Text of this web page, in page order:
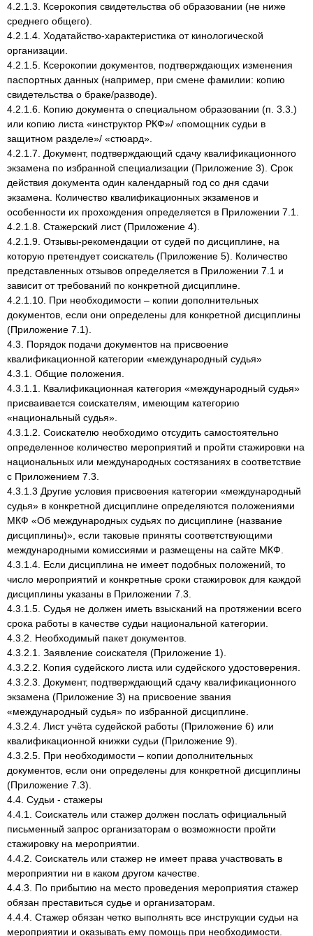
4.2.1.3. Ксерокопия свидетельства об образовании (не ниже
среднего общего).
4.2.1.4. Ходатайство-характеристика от кинологической
организации.
4.2.1.5. Ксерокопии документов, подтверждающих изменения
паспортных данных (например, при смене фамилии: копию
свидетельства о браке/разводе).
4.2.1.6. Копию документа о специальном образовании (п. 3.3.)
или копию листа «инструктор РКФ»/ «помощник судьи в
защитном разделе»/ «стюард».
4.2.1.7. Документ, подтверждающий сдачу квалификационного
экзамена по избранной специализации (Приложение 3). Срок
действия документа один календарный год со дня сдачи
экзамена. Количество квалификационных экзаменов и
особенности их прохождения определяется в Приложении 7.1.
4.2.1.8. Стажерский лист (Приложение 4).
4.2.1.9. Отзывы-рекомендации от судей по дисциплине, на
которую претендует соискатель (Приложение 5). Количество
представленных отзывов определяется в Приложении 7.1 и
зависит от требований по конкретной дисциплине.
4.2.1.10. При необходимости – копии дополнительных
документов, если они определены для конкретной дисциплины
(Приложение 7.1).
4.3. Порядок подачи документов на присвоение
квалификационной категории «международный судья»
4.3.1. Общие положения.
4.3.1.1. Квалификационная категория «международный судья»
присваивается соискателям, имеющим категорию
«национальный судья».
4.3.1.2. Соискателю необходимо отсудить самостоятельно
определенное количество мероприятий и пройти стажировки на
национальных или международных состязаниях в соответствие
с Приложением 7.3.
4.3.1.3 Другие условия присвоения категории «международный
судья» в конкретной дисциплине определяются положениями
МКФ «Об международных судьях по дисциплине (название
дисциплины)», если таковые приняты соответствующими
международными комиссиями и размещены на сайте МКФ.
4.3.1.4. Если дисциплина не имеет подобных положений, то
число мероприятий и конкретные сроки стажировок для каждой
дисциплины указаны в Приложении 7.3.
4.3.1.5. Судья не должен иметь взысканий на протяжении всего
срока работы в качестве судьи национальной категории.
4.3.2. Необходимый пакет документов.
4.3.2.1. Заявление соискателя (Приложение 1).
4.3.2.2. Копия судейского листа или судейского удостоверения.
4.3.2.3. Документ, подтверждающий сдачу квалификационного
экзамена (Приложение 3) на присвоение звания
«международный судья» по избранной дисциплине.
4.3.2.4. Лист учёта судейской работы (Приложение 6) или
квалификационной книжки судьи (Приложение 9).
4.3.2.5. При необходимости – копии дополнительных
документов, если они определены для конкретной дисциплины
(Приложение 7.3).
4.4. Судьи - стажеры
4.4.1. Соискатель или стажер должен послать официальный
письменный запрос организаторам о возможности пройти
стажировку на мероприятии.
4.4.2. Соискатель или стажер не имеет права участвовать в
мероприятии ни в каком другом качестве.
4.4.3. По прибытию на место проведения мероприятия стажер
обязан преставиться судье и организаторам.
4.4.4. Стажер обязан четко выполнять все инструкции судьи на
мероприятии и оказывать ему помощь при необходимости.